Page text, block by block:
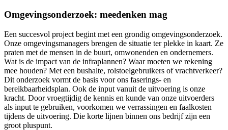
Omgevingsonderzoek: meedenken mag
Een succesvol project begint met een grondig omgevingsonderzoek.
Onze omgevingsmanagers brengen de situatie ter plekke in kaart. Ze
praten met de mensen in de buurt, omwonenden en ondernemers.
Wat is de impact van de infraplannen? Waar moeten we rekening
mee houden? Met een bushalte, rolstoelgebruikers of vrachtverkeer?
Dit onderzoek vormt de basis voor ons faserings- en
bereikbaarheidsplan. Ook de input vanuit de uitvoering is onze
kracht. Door vroegtijdig de kennis en kunde van onze uitvoerders
als input te gebruiken, voorkomen we verrassingen en faalkosten
tijdens de uitvoering. Die korte lijnen binnen ons bedrijf zijn een
groot pluspunt.